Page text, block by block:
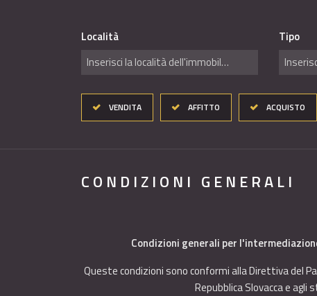
Località
Inserisci la località dell'immobile ..
Tipo
VENDITA AFFITTO ACQUISTO
CONDIZIONI GENERALI
Condizioni generali per
Queste condizioni sono conformi alla Direttiva del
Repubblica Slovacca e